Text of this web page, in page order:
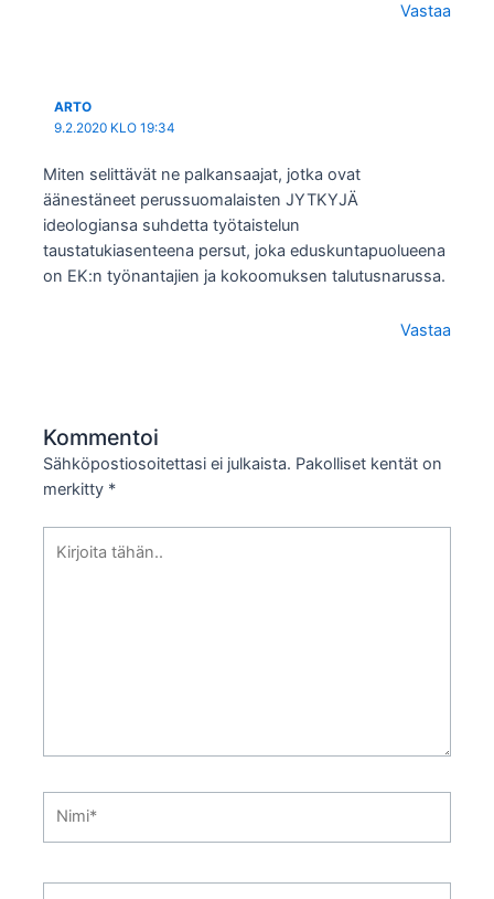
Vastaa
ARTO
9.2.2020 KLO 19:34
Miten selittävät ne palkansaajat, jotka ovat
äänestäneet perussuomalaisten JYTKYJÄ
ideologiansa suhdetta työtaistelun
taustatukiasenteena persut, joka eduskuntapuolueena
on EK:n työnantajien ja kokoomuksen talutusnarussa.
Vastaa
Kommentoi
Sähköpostiosoitettasi ei julkaista. Pakolliset kentät on
merkitty *
tähän..